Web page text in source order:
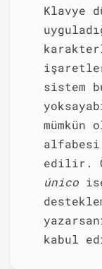
Klavye
sistem
mümkün
edilir.
único
kabul